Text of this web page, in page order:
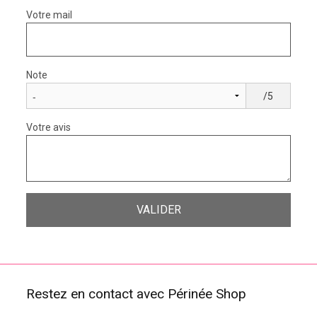
Votre mail
Note
/5
Votre avis
Restez en contact avec Périnée Shop